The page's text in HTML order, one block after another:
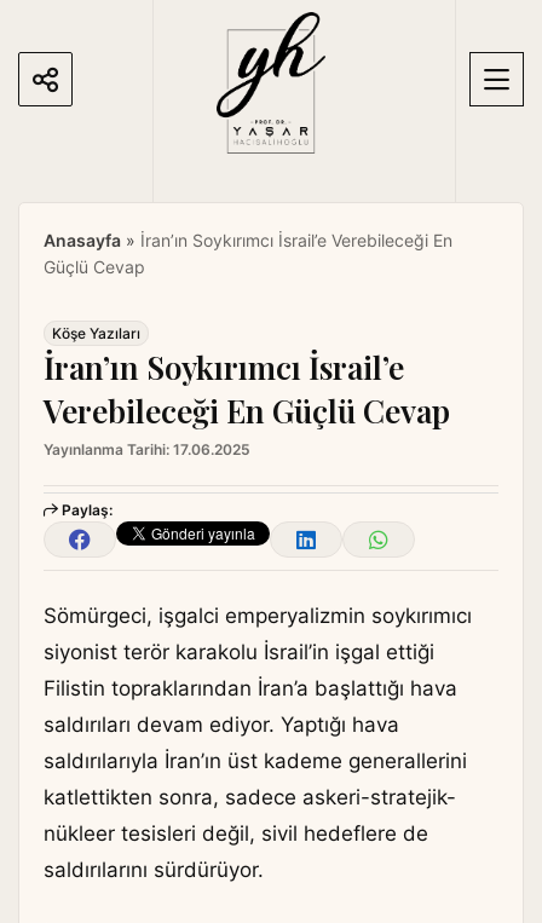
Anasayfa » İran’ın Soykırımcı İsrail’e Verebileceği En
Güçlü Cevap
Köşe Yazıları
İran’ın Soykırımcı İsrail’e
Verebileceği En Güçlü Cevap
Yayınlanma Tarihi: 17.06.2025
Paylaş:
Sömürgeci, işgalci emperyalizmin soykırımıcı
siyonist terör karakolu İsrail’in işgal ettiği
Filistin topraklarından İran’a başlattığı hava
saldırıları devam ediyor. Yaptığı hava
saldırılarıyla İran’ın üst kademe generallerini
katlettikten sonra, sadece askeri-stratejik-
nükleer tesisleri değil, sivil hedeflere de
saldırılarını sürdürüyor.